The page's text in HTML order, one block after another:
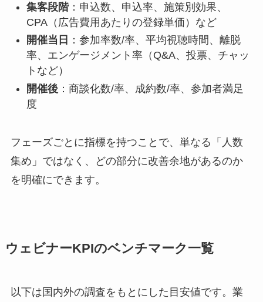
集客段階：申込数、申込率、施策別効果、
CPA（広告費用あたりの登録単価）など
開催当日 ：参加率数/率、平均視聴時間、離脱
率、エンゲージメント率（Q&A、投票、チャッ
トなど）
開催後：商談化数/率、成約数/率、参加者満足
度
フェーズごとに指標を持つことで、単なる「人数
集め」ではなく、どの部分に改善余地があるのか
を明確にできます。
ウェビナーKPIのベンチマーク一覧
以下は国内外の調査をもとにした目安値です。業